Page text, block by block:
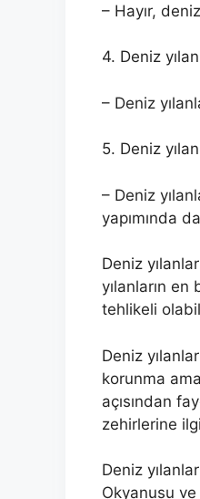
– Hayır,
4. Deniz
– Deniz
5. Deniz
– Deniz
yapımında
Deniz
yılanların
tehlikeli
Deniz
korunma
açısından
zehirlerine
Deniz
Okyanusu